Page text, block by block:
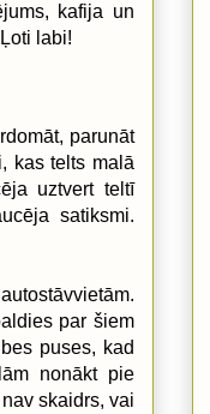
kafija un
labi!
parunāt
kas telts malā
uztvert teltī
satiksmi.
par šiem
puses, kad
nonākt pie
skaidrs, vai